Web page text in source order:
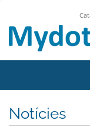
Notícies